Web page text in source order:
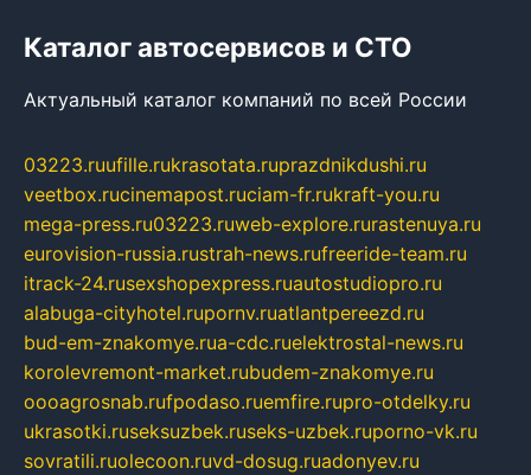
Каталог автосервисов и СТО
Актуальный каталог компаний по всей России
03223.ruufille.rukrasotata.ruprazdnikdushi.ru
veetbox.rucinemapost.ruciam-fr.rukraft-you.ru
mega-press.ru03223.ruweb-explore.rurastenuya.ru
eurovision-russia.rustrah-news.rufreeride-team.ru
itrack-24.rusexshopexpress.ruautostudiopro.ru
alabuga-cityhotel.rupornv.ruatlantpereezd.ru
bud-em-znakomye.rua-cdc.ruelektrostal-news.ru
korolevremont-market.rubudem-znakomye.ru
oooagrosnab.rufpodaso.ruemfire.rupro-otdelky.ru
ukrasotki.ruseksuzbek.ruseks-uzbek.ruporno-vk.ru
sovratili.ruolecoon.ruvd-dosug.ruadonyev.ru